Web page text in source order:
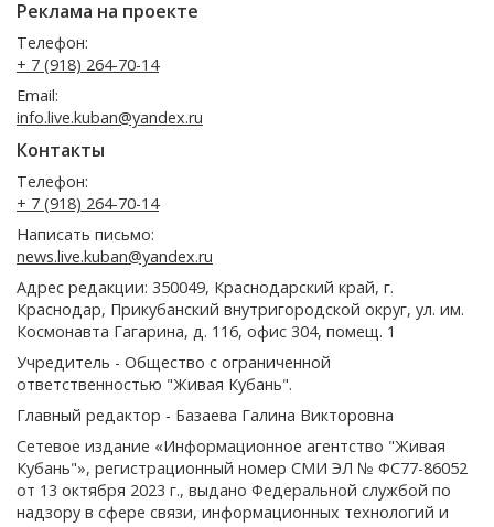
Реклама на проекте
Телефон:
+ 7 (918) 264-70-14
Email:
info.live.kuban@yandex.ru
Контакты
Телефон:
+ 7 (918) 264-70-14
Написать письмо:
news.live.kuban@yandex.ru
Адрес редакции: 350049, Краснодарский край, г.
Краснодар, Прикубанский внутригородской округ, ул. им.
Космонавта Гагарина, д. 116, офис 304, помещ. 1
Учредитель - Общество с ограниченной
ответственностью "Живая Кубань".
Главный редактор - Базаева Галина Викторовна
Сетевое издание «Информационное агентство "Живая
Кубань"», регистрационный номер СМИ ЭЛ № ФС77-86052
от 13 октября 2023 г., выдано Федеральной службой по
надзору в сфере связи, информационных технологий и